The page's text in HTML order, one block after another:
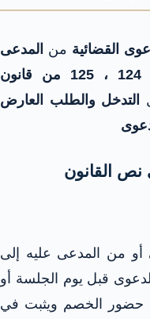
القضائية من المدعى
المواد 123 ، 124 ، 125 من قانون
التدخل والطلب العارض
القانون
أو من المدعى عليه إلى
قبل يوم الجلسة أو
حضور الخصم ويثبت في